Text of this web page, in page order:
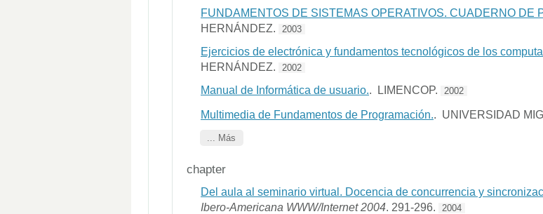
FUNDAMENTOS DE SISTEMAS OPERATIVOS. CUADERNO DE
HERNÁNDEZ.
2003
Ejercicios de electrónica y fundamentos tecnológicos de los
HERNÁNDEZ.
2002
Manual de Informática de usuario.. LIMENCOP. 2002
Multimedia de Fundamentos de Programación.. UNIVERSIDAD
... Más
chapter
Del aula al seminario virtual. Docencia de concurrencia y
Ibero-Americana WWW/Internet 2004. 291-296. 2004